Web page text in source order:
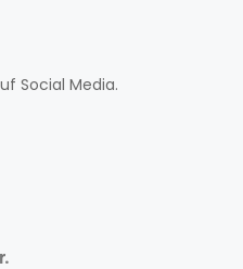
Social Media.